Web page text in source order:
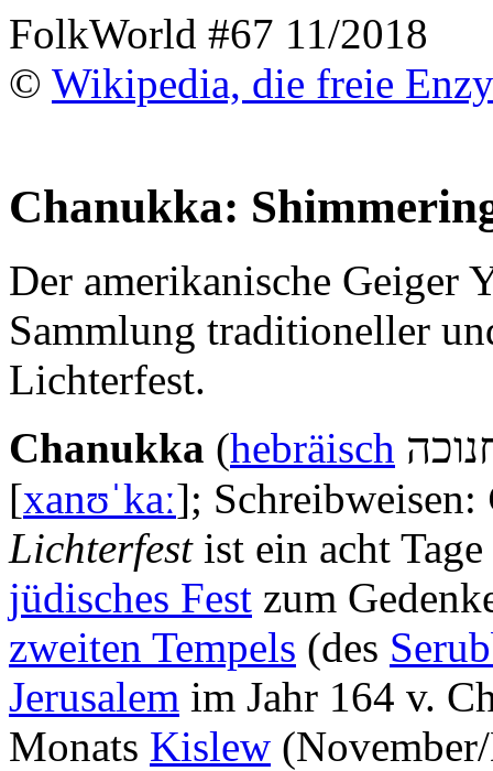
FolkWorld #67 11/2018
© Wikipedia, die freie
Chanukka:
Der amerikanische Geiger
Sammlung traditioneller
Lichterfest.
Chanukka (hebräisch
[xanʊˈkaː]; Schreibweisen:
Lichterfestist ein acht
jüdisches Fest zum
zweiten Tempels (des
Jerusalem im Jahr 164 v.
Monats Kislew